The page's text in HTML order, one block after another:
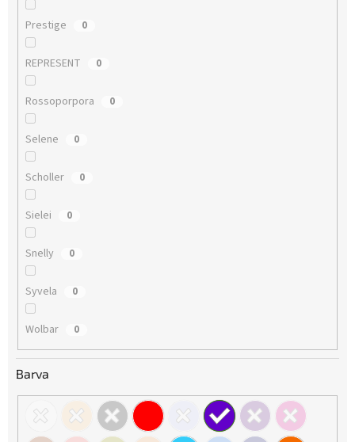
Prestige 0
REPRESENT 0
Rossoporpora 0
Selene 0
Scholler 0
Sielei 0
Snelly 0
Syvela 0
Wolbar 0
Barva